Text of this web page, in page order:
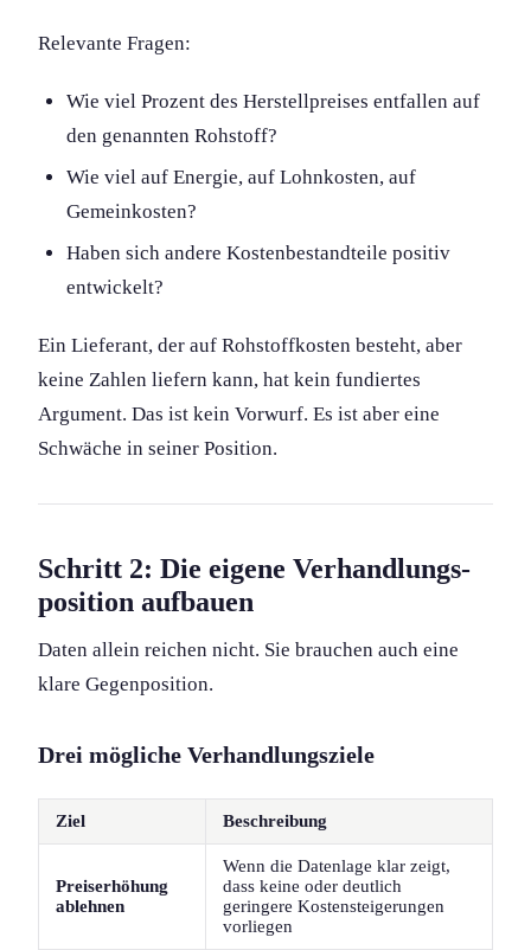
Relevante Fragen:
Wie viel Prozent des Herstellpreises entfallen auf
den genannten Rohstoff?
Wie viel auf Energie, auf Lohnkosten, auf
Gemeinkosten?
Haben sich andere Kostenbestandteile positiv
entwickelt?
Ein Lieferant, der auf Rohstoffkosten besteht, aber
keine Zahlen liefern kann, hat kein fundiertes
Argument. Das ist kein Vorwurf. Es ist aber eine
Schwäche in seiner Position.
Schritt 2: Die eigene Verhandlungs­
position aufbauen
Daten allein reichen nicht. Sie brauchen auch eine
klare Gegenposition.
Drei mögliche Verhandlungs­ziele
Ziel Beschreibung
Preiserhöhung
ablehnen
Wenn die Datenlage klar zeigt,
dass keine oder deutlich
geringere Kostensteigerungen
vorliegen